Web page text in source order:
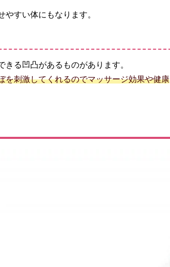
やすい体にもなります。
る凹凸があるものがあります。
を刺激してくれるのでマッサージ効果や健康